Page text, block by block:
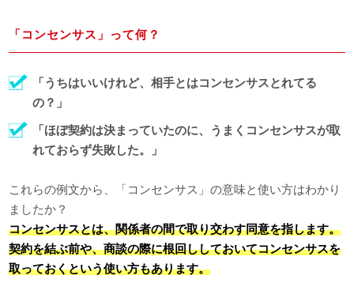
「コンセンサス」って何？
「うちはいいけれど、相手とはコンセンサスとれてる
の？」
「ほぼ契約は決まっていたのに、うまくコンセンサスが取
れておらず失敗した。」
これらの例文から、「コンセンサス」の意味と使い方はわかり
ましたか？
コンセンサスとは、関係者の間で取り交わす同意を指します。
契約を結ぶ前や、商談の際に根回ししておいてコンセンサスを
取っておくという使い方もあります。